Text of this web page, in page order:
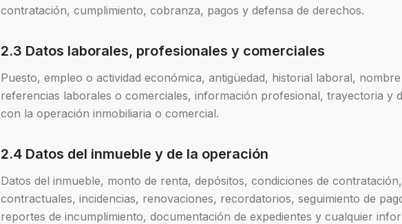
contratación, cumplimiento, cobranza, pagos y defensa de derechos.
2.3 Datos laborales, profesionales y comerciales
Puesto, empleo o actividad económica, antigüedad, historial laboral,
referencias laborales o comerciales, información profesional, trayectoria y
con la operación inmobiliaria o comercial.
2.4 Datos del inmueble y de la operación
Datos del inmueble, monto de renta, depósitos, condiciones de
contractuales, incidencias, renovaciones, recordatorios, seguimiento de
reportes de incumplimiento, documentación de expedientes y cualquier